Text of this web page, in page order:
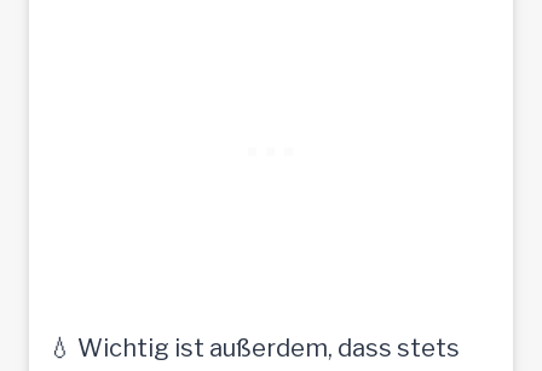
💧 Wichtig ist außerdem, dass stets